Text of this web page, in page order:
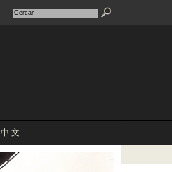
中 文